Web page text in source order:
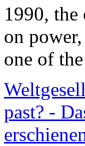
1990, the
on
one of
past? -